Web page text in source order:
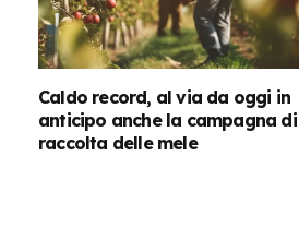
Caldo record, al via da oggi in
anticipo anche la campagna di
raccolta delle mele